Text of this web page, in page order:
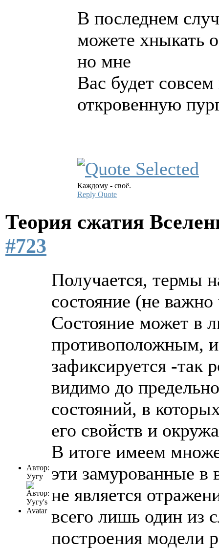
В последнем
можете хныкать
но мне
Вас будет
откровенную
Каждому - своё.
Reply Quote
Теория сжатия
#723
Автор:
Уугу
Получается, термы
состояние (не
Состояние может в
противоположным,
зафиксируется -так
видимо до
состояний, в
его свойств и
В итоге имеем
эти замурованные в
не является
всего лишь один из
построения модели